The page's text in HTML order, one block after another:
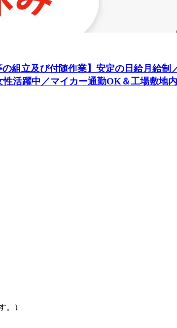
の組立及び付随作業】安定の日給月給
性活躍中／マイカー通勤OK＆工場敷地
。）